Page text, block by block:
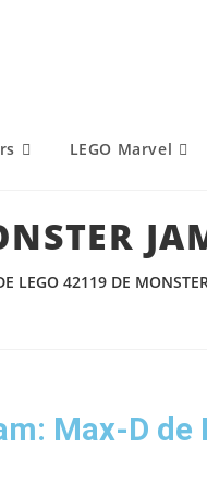
LEGO Marvel
LEGO 42119 DE
Max-D de